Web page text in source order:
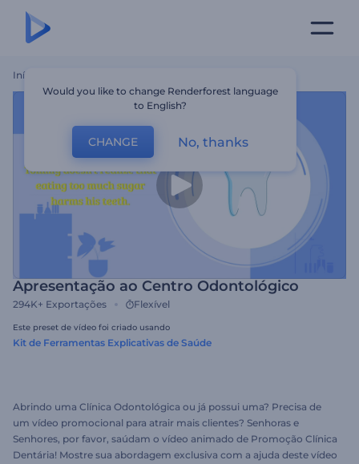
Início
Apresentação ao Centro Odontológico
294K+ Exportações Flexível
Este preset de vídeo foi criado usando
Kit de Ferramentas Explicativas de Saúde
Abrindo uma Clínica Odontológica ou já possui uma? Precisa de
um vídeo promocional para atrair mais clientes? Senhoras e
Senhores, por favor, saúdam o vídeo animado de Promoção Clínica
Dentária! Mostre sua abordagem exclusiva com a ajuda deste vídeo
Would you like to change Renderforest language
to English?
CHANGE No, thanks